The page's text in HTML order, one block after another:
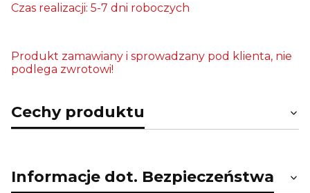
Czas realizacji: 5-7 dni roboczych
Produkt zamawiany i sprowadzany pod klienta, nie
podlega zwrotowi!
Cechy produktu
Informacje dot. Bezpieczeństwa